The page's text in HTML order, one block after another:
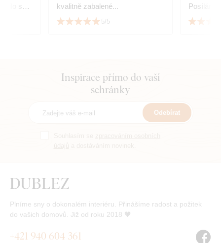
se
kvalitně zabalené...
5/5
Posílám
Inspirace přímo do vaší
schránky
Odebírat
Plníme sny o dokonalém interiéru. Přinášíme radost a požitek
do vašich domovů. Již od roku 2018 🧡
+421 940 604 361